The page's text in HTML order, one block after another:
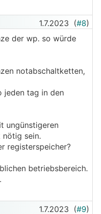
1.7.2023 (#8)
der wp. so würde
notabschaltketten,
jeden tag in den
ungünstigeren
nötig sein.
registerspeicher?
betriebsbereich.
1.7.2023 (#9)